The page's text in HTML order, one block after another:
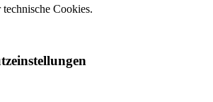
Cookies.